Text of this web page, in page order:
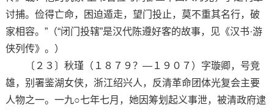
讨捕。俭得亡命，困迫遁走，望门投止，莫不重其名行，破
家相容。”（“闭门投辖”是汉代陈遵好客的故事，见《汉书·游
侠列传》。）
〔２３〕秋瑾（１８７９？—１９０７）字璇卿，号竞
雄，别署鉴湖女侠，浙江绍兴人，反清革命团体光复会主要
人物之一。一九○七年七月，她因筹划起义事泄，被清政府逮